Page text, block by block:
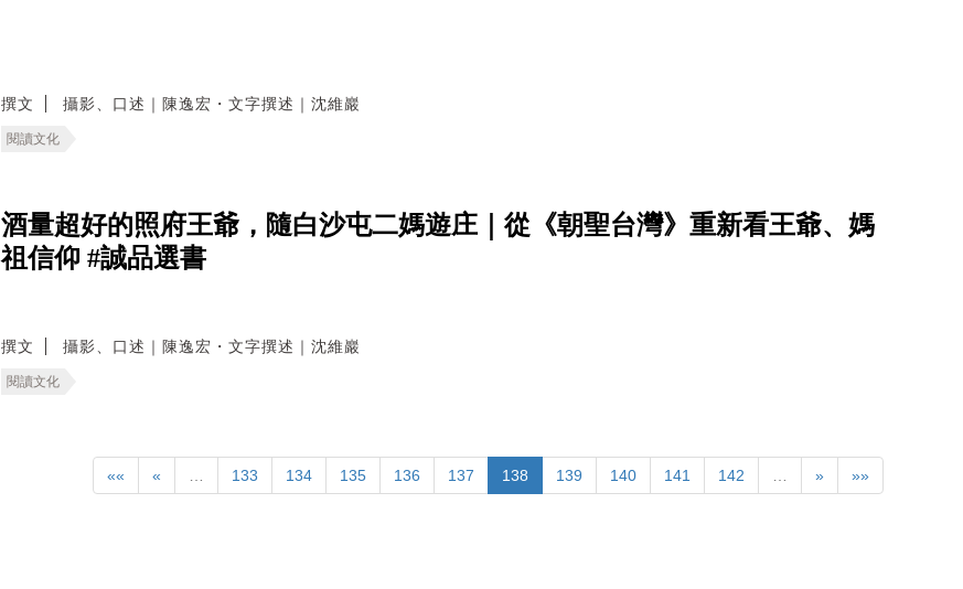
撰文 攝影、口述｜陳逸宏・文字撰述｜沈維巖
閱讀文化
酒量超好的照府王爺，隨白沙屯二媽遊庄｜從《朝聖台灣》重新看王爺、媽
祖信仰 #誠品選書
撰文 攝影、口述｜陳逸宏・文字撰述｜沈維巖
閱讀文化
«« « … 133 134 135 136 137 138 139 140 141 142 … » »»